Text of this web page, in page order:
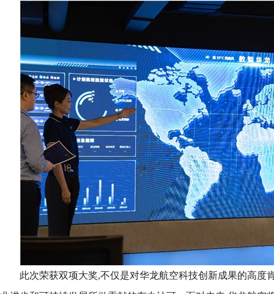
此次荣获双项大奖,不仅是对华龙航空科技创新成果的高度